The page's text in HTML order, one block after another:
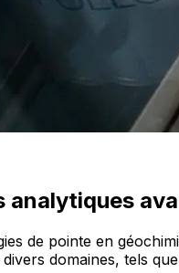
analytiques
de pointe en
domaines, tels